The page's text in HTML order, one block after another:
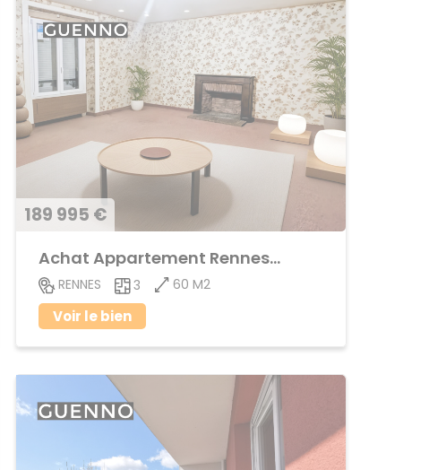
189 995 €
Achat Appartement Rennes-Cleunay
RENNES 3 60 M2
Voir le bien